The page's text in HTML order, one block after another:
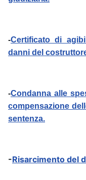
-Certificato di
danni del
-Condanna alle
compensazione
sentenza.
-Risarcimento del